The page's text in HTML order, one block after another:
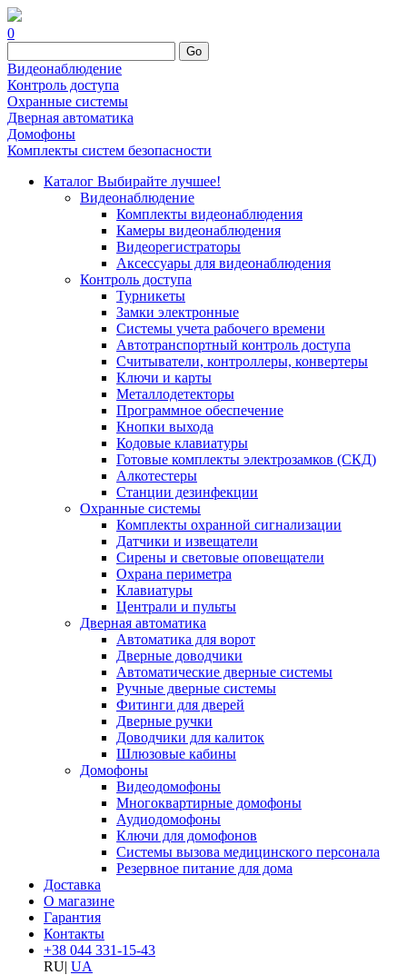
0
Go
Видеонаблюдение
Контроль доступа
Охранные системы
Дверная автоматика
Домофоны
Комплекты систем безопасности
Каталог Выбирайте лучшее!
Видеонаблюдение
Комплекты видеонаблюдения
Камеры видеонаблюдения
Видеорегистраторы
Аксессуары для видеонаблюдения
Контроль доступа
Турникеты
Замки электронные
Системы учета рабочего времени
Автотранспортный контроль доступа
Считыватели, контроллеры, конвертеры
Ключи и карты
Металлодетекторы
Программное обеспечение
Кнопки выхода
Кодовые клавиатуры
Готовые комплекты электрозамков (СКД)
Алкотестеры
Станции дезинфекции
Охранные системы
Комплекты охранной сигнализации
Датчики и извещатели
Сирены и световые оповещатели
Охрана периметра
Клавиатуры
Централи и пульты
Дверная автоматика
Автоматика для ворот
Дверные доводчики
Автоматические дверные системы
Ручные дверные системы
Фитинги для дверей
Дверные ручки
Доводчики для калиток
Шлюзовые кабины
Домофоны
Видеодомофоны
Многоквартирные домофоны
Аудиодомофоны
Ключи для домофонов
Системы вызова медицинского персонала
Резервное питание для дома
Доставка
О магазине
Гарантия
Контакты
+38 044 331-15-43
RU| UA